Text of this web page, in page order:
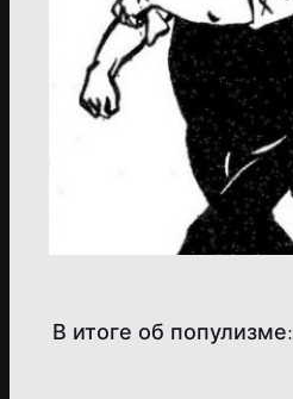
В итоге об популизме: